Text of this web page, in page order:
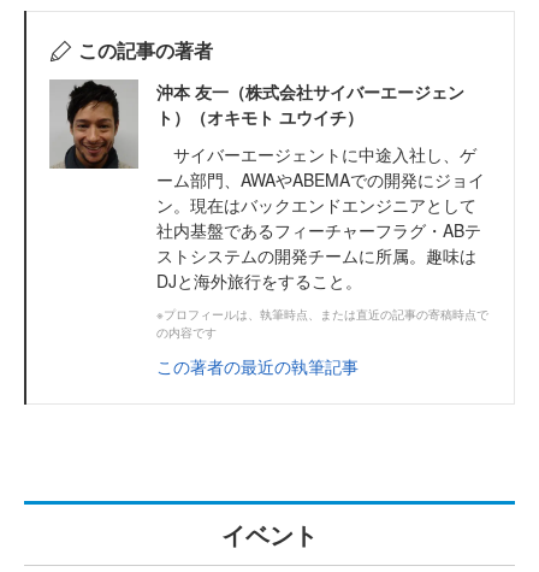
この記事の著者
沖本 友一（株式会社サイバーエージェン
ト）（オキモト ユウイチ）
サイバーエージェントに中途入社し、ゲ
ーム部門、AWAやABEMAでの開発にジョイ
ン。現在はバックエンドエンジニアとして
社内基盤であるフィーチャーフラグ・ABテ
ストシステムの開発チームに所属。趣味は
DJと海外旅行をすること。
※プロフィールは、執筆時点、または直近の記事の寄稿時点で
の内容です
この著者の最近の執筆記事
イベント